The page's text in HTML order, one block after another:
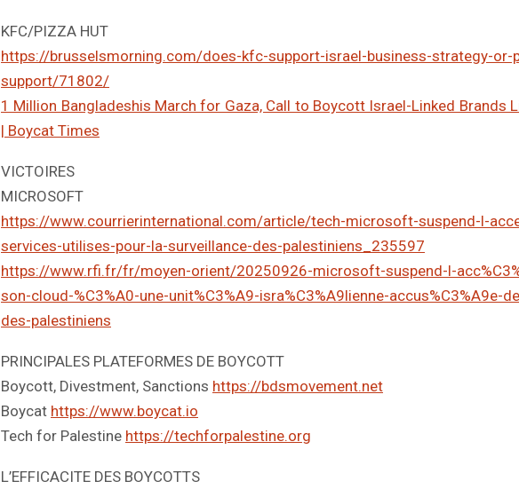
KFC/PIZZA HUT
https://brusselsmorning.com/does-kfc-support-israel-business-strategy-or-
support/71802/
1 Million Bangladeshis March for Gaza, Call to Boycott Israel-Linked Brands
| Boycat Times
VICTOIRES
MICROSOFT
https://www.courrierinternational.com/article/tech-microsoft-suspend-l-
services-utilises-pour-la-surveillance-des-palestiniens_235597
https://www.rfi.fr/fr/moyen-orient/20250926-microsoft-suspend-l-
son-cloud-%C3%A0-une-unit%C3%A9-isra%C3%A9lienne-accus%C3%A9e-
des-palestiniens
PRINCIPALES PLATEFORMES DE BOYCOTT
Boycott, Divestment, Sanctions https://bdsmovement.net
Boycat https://www.boycat.io
Tech for Palestine https://techforpalestine.org
L’EFFICACITE DES BOYCOTTS